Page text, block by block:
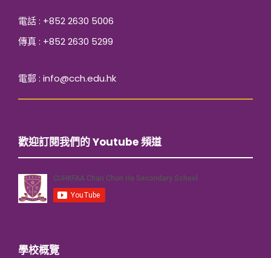
電話 : +852 2630 5006
傳真 : +852 2630 5299
電郵 : info@cch.edu.hk
歡迎訂閱我們的 Youtube 頻道
學校概覽